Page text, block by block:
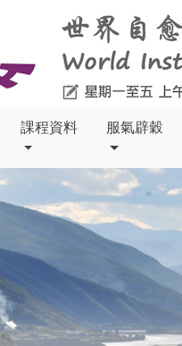
課程資料 服氣辟穀